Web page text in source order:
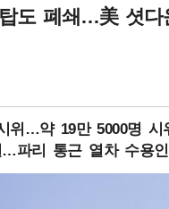
도 폐쇄…美 셧
위…약 19만 5000명 시
파리 통근 열차 수용